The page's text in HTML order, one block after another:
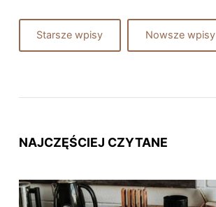
Starsze wpisy Nowsze wpisy
NAJCZĘŚCIEJ CZYTANE